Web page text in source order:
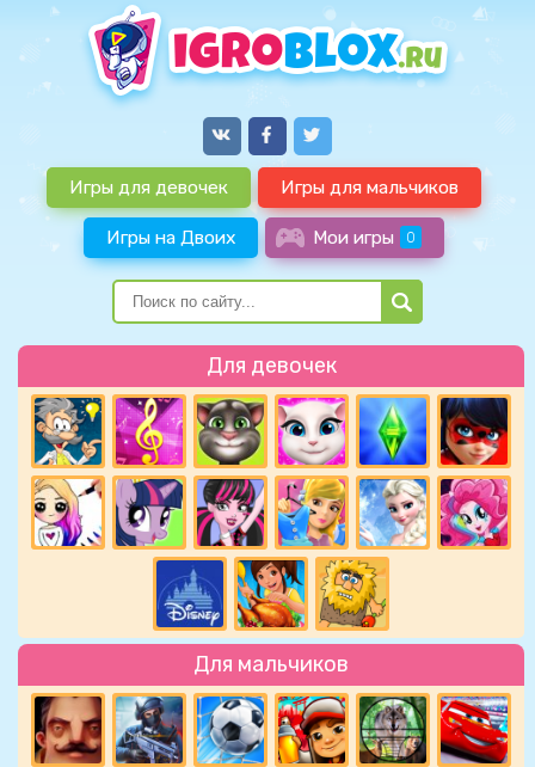
Игры для девочек Игры для мальчиков
Игры на Двоих Мои игры 0
Для девочек
Для мальчиков